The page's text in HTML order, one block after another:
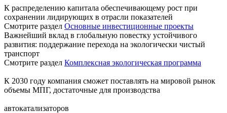
К распределению капитала обеспечивающему рост при
сохранении лидирующих в отрасли показателей
Смотрите раздел Основные инвестиционные проекты
Важнейший вклад в глобальную повестку устойчивого
развития: поддержание перехода на экологически чистый
транспорт
Смотрите раздел Комплексная экологическая программа
К 2030 году компания сможет поставлять на мировой рынок
объемы МПГ, достаточные для производства
автокатализаторов